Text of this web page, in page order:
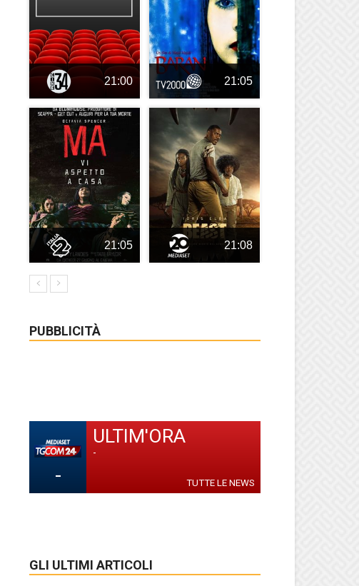
21:00 21:05
21:05 21:08
PUBBLICITÀ
-
ULTIM'ORA
-
TUTTE LE NEWS
GLI ULTIMI ARTICOLI